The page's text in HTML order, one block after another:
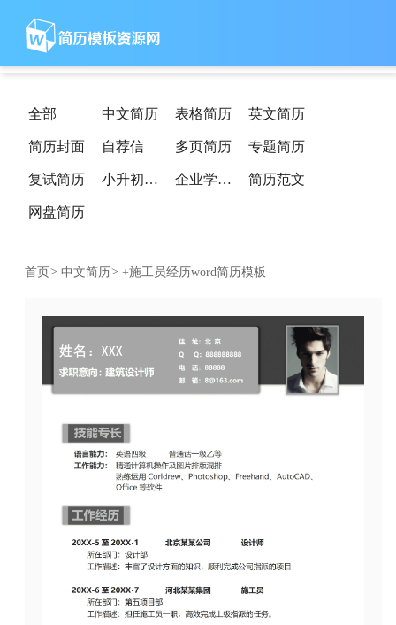
全部 中文简历 表格简历 英文简历
简历封面 自荐信 多页简历 专题简历
复试简历 小升初简历 企业学校简历 简历范文
网盘简历
首页 > 中文简历> +施工员经历word简历模板